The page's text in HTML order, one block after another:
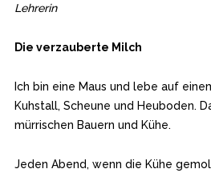
Lehrerin
Die verzauberte Milch
Ich bin eine Maus und lebe auf
Kuhstall, Scheune und Heuboden.
mürrischen Bauern und Kühe.
Jeden Abend, wenn die Kühe